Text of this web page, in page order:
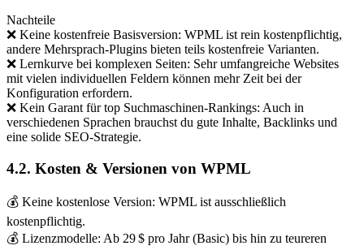
Nachteile
❌ Keine kostenfreie Basisversion: WPML ist rein kostenpflichtig,
andere Mehrsprach-Plugins bieten teils kostenfreie Varianten.
❌ Lernkurve bei komplexen Seiten: Sehr umfangreiche Websites
mit vielen individuellen Feldern können mehr Zeit bei der
Konfiguration erfordern.
❌ Kein Garant für top Suchmaschinen-Rankings: Auch in
verschiedenen Sprachen brauchst du gute Inhalte, Backlinks und
eine solide SEO-Strategie.
4.2. Kosten & Versionen von WPML
💰 Keine kostenlose Version: WPML ist ausschließlich
kostenpflichtig.
💰 Lizenzmodelle: Ab 29 $ pro Jahr (Basic) bis hin zu teureren